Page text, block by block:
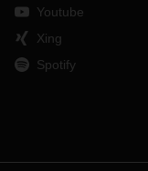
Youtube
Xing
Spotify